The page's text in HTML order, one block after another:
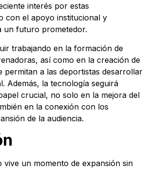
interés por estas
con el apoyo institucional y
un futuro prometedor.
trabajando en la formación de
así como en la creación de
permitan a las deportistas desarrollar
Además, la tecnología seguirá
crucial, no solo en la mejora del
en la conexión con los
de la audiencia.
vive un momento de expansión sin